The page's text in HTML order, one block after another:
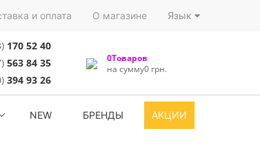
и оплата О магазине Язык
170 52 40
563 84 35
394 93 26
0Товаров
на сумму0 грн.
NEW БРЕНДЫ АКЦИИ